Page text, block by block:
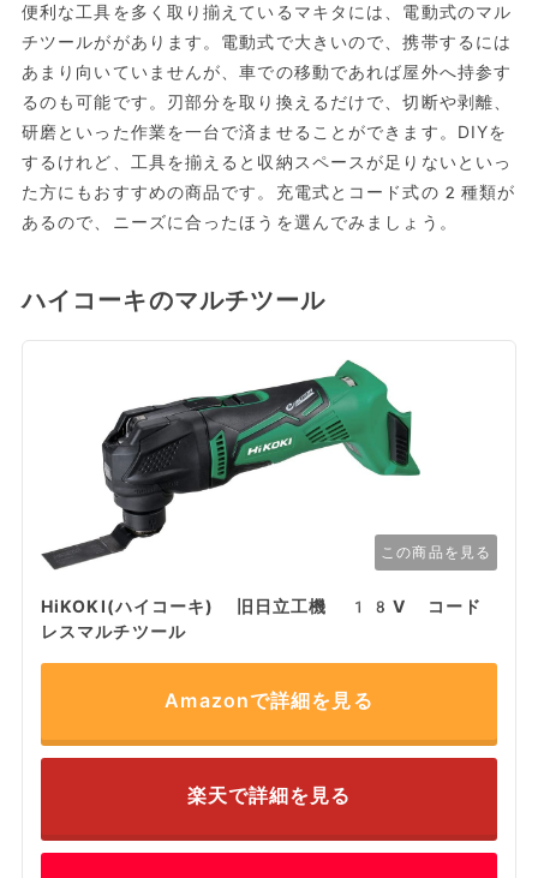
便利な工具を多く取り揃えているマキタには、電動式のマル
チツールががあります。電動式で大きいので、携帯するには
あまり向いていませんが、車での移動であれば屋外へ持参す
るのも可能です。刃部分を取り換えるだけで、切断や剥離、
研磨といった作業を一台で済ませることができます。DIYを
するけれど、工具を揃えると収納スペースが足りないといっ
た方にもおすすめの商品です。充電式とコード式の2種類が
あるので、ニーズに合ったほうを選んでみましょう。
ハイコーキのマルチツール
この商品を見る
HiKOKI(ハイコーキ) 旧日立工機 18V コード
レスマルチツール
Amazonで詳細を見る
楽天で詳細を見る